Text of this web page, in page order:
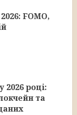
FOMO,
2026 році:
та